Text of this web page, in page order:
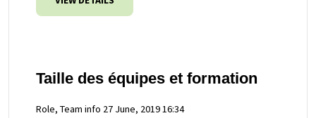
Taille des équipes et formation
Role, Team info 27 June, 2019 16:34